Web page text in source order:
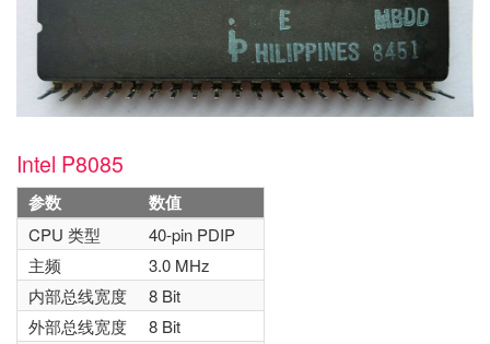
Intel P8085
参数 数值
CPU 类型
40-pin PDIP
主频
3.0 MHz
内部总线宽度
8 Bit
外部总线宽度
8 Bit